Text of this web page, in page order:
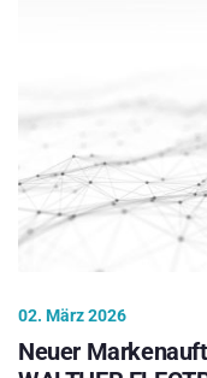
02. März 2026
Neuer